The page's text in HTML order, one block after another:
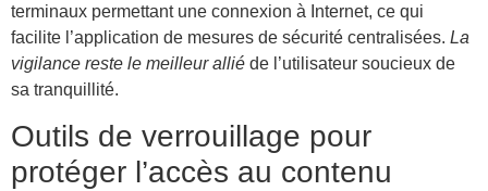
terminaux permettant une connexion à Internet, ce qui
facilite l’application de mesures de sécurité centralisées. La
vigilance reste le meilleur allié de l’utilisateur soucieux de
sa tranquillité.
Outils de verrouillage pour
protéger l’accès au contenu